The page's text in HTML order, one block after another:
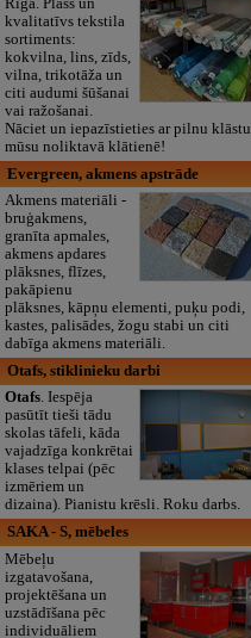
Rīgā. Plašs un
kvalitatīvs tekstila
sortiments:
kokvilna, lins, zīds,
vilna, trikotāža un
citi audumi šūšanai
vai ražošanai.
Nāciet un iepazīstieties ar pilnu klāstu
mūsu noliktavā klātienē!
Evergreen, akmens apstrāde
Akmens materiāli -
bruģakmens,
granīta apmales,
akmens apdares
plāksnes, flīzes,
pakāpienu
plāksnes, kāpņu elementi, puķu podi,
kastes, palisādes, žogu stabi un citi
dabīga akmens materiāli.
Otafs, stiklinieku darbi
Otafs. Iespēja
pasūtīt tieši tādu
skolas tāfeli, kāda
vajadzīga konkrētai
klases telpai (pēc
izmēriem un
dizaina). Pianistu krēsli. Roku darbs.
SAKA - S, mēbeles
Mēbeļu
izgatavošana,
projektēšana un
uzstādīšana pēc
individuāliem